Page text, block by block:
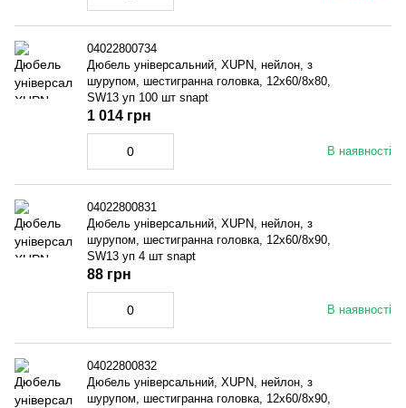
04022800734
Дюбель універсальний, XUPN, нейлон, з
шурупом, шестигранна головка, 12x60/8x80,
SW13 уп 100 шт snapt
В наявності
1 014 грн
04022800831
Дюбель універсальний, XUPN, нейлон, з
шурупом, шестигранна головка, 12x60/8x90,
SW13 уп 4 шт snapt
В наявності
88 грн
04022800832
Дюбель універсальний, XUPN, нейлон, з
шурупом, шестигранна головка, 12x60/8x90,